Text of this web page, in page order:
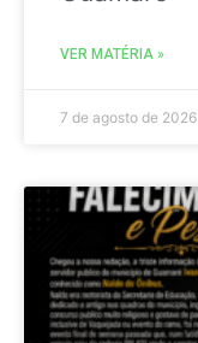
VER MATÉRIA »
7 de agosto de 2026